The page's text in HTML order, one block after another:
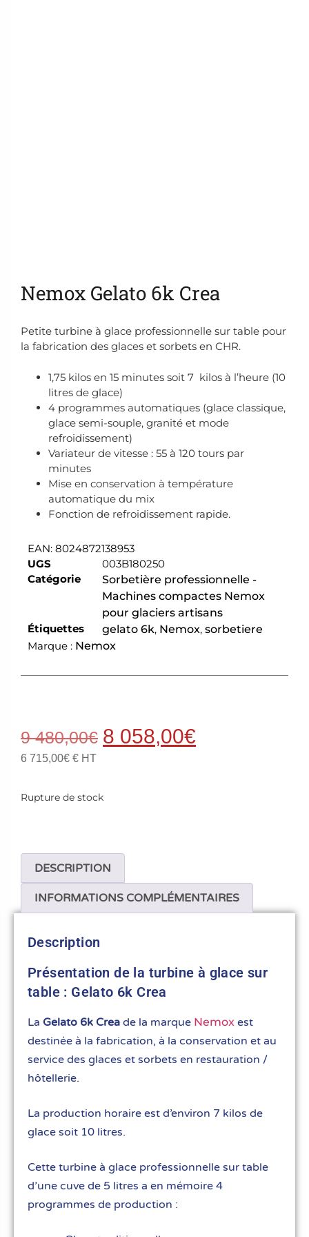
Nemox Gelato 6k Crea
Petite turbine à glace professionnelle sur table pour
la fabrication des glaces et sorbets en CHR.
1,75 kilos en 15 minutes soit 7 kilos à l’heure (10
litres de glace)
4 programmes automatiques (glace classique,
glace semi-souple, granité et mode
refroidissement)
Variateur de vitesse : 55 à 120 tours par
minutes
Mise en conservation à température
automatique du mix
Fonction de refroidissement rapide.
EAN: 8024872138953
UGS
003B180250
Catégorie
Sorbetière professionnelle -
Machines compactes Nemox
pour glaciers artisans
Étiquettes
gelato 6k, Nemox, sorbetiere
Marque : Nemox
9 480,00€ 8 058,00€
6 715,00€ € HT
Rupture de stock
DESCRIPTION
INFORMATIONS COMPLÉMENTAIRES
Description
Présentation de la turbine à glace sur
table : Gelato 6k Crea
La Gelato 6k Crea de la marque Nemox est
destinée à la fabrication, à la conservation et au
service des glaces et sorbets en restauration /
hôtellerie.
La production horaire est d’environ 7 kilos de
glace soit 10 litres.
Cette turbine à glace professionnelle sur table
d’une cuve de 5 litres a en mémoire 4
programmes de production :